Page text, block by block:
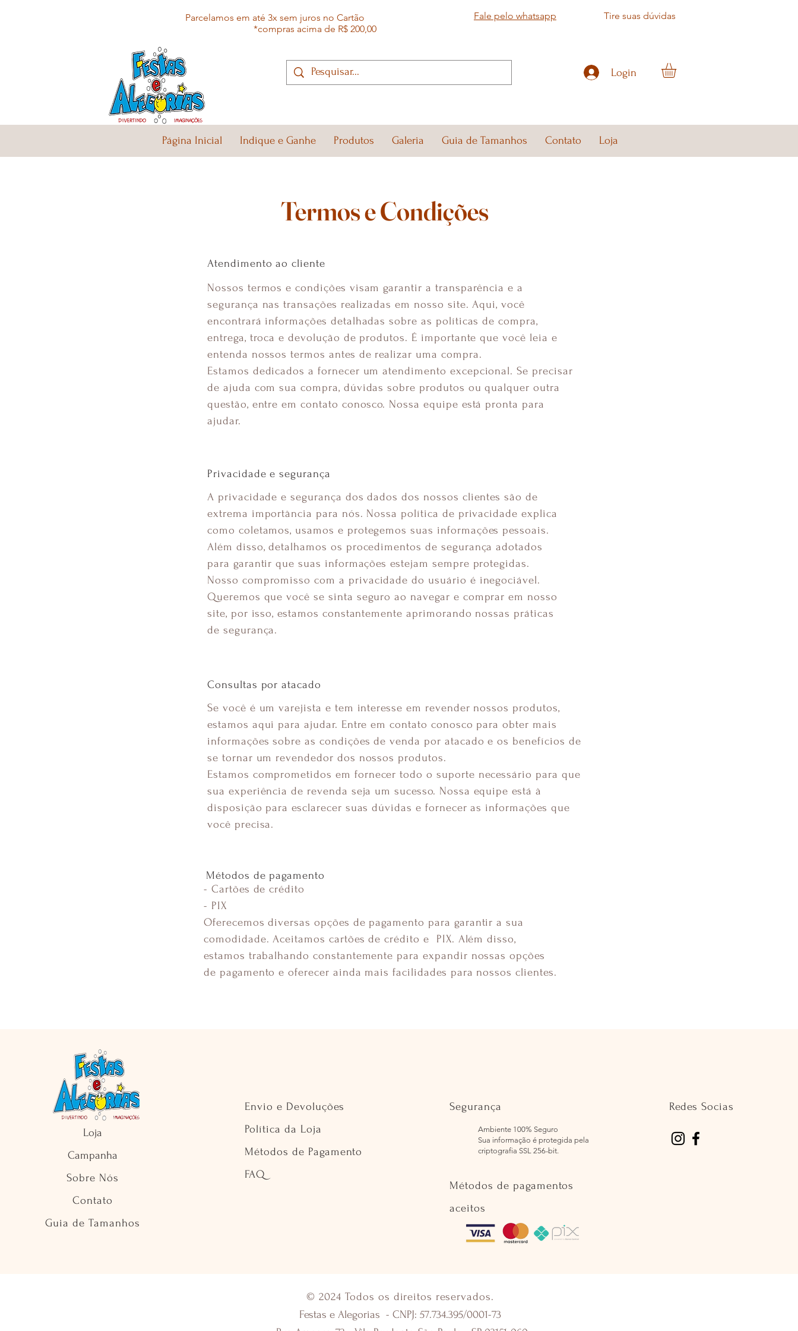
Parcelamos em até 3x sem juros no Cartão Fale pelo whatsapp
Tire suas dúvidas
*compras acima de R$ 200,00
Login
Página Inicial Indique e Ganhe Produtos Galeria Guia de Tamanhos Contato Loja
Termos e Condições
Atendimento ao cliente
Nossos termos e condições visam garantir a transparência e a
segurança nas transações realizadas em nosso site. Aqui, você
encontrará informações detalhadas sobre as políticas de compra,
entrega, troca e devolução de produtos. É importante que você leia e
entenda nossos termos antes de realizar uma compra.
Estamos dedicados a fornecer um atendimento excepcional. Se precisar
de ajuda com sua compra, dúvidas sobre produtos ou qualquer outra
questão, entre em contato conosco. Nossa equipe está pronta para
ajudar.
Privacidade e segurança
A privacidade e segurança dos dados dos nossos clientes são de
extrema importância para nós. Nossa política de privacidade explica
como coletamos, usamos e protegemos suas informações pessoais.
Além disso, detalhamos os procedimentos de segurança adotados
para garantir que suas informações estejam sempre protegidas.
Nosso compromisso com a privacidade do usuário é inegociável.
Queremos que você se sinta seguro ao navegar e comprar em nosso
site, por isso, estamos constantemente aprimorando nossas práticas
de segurança.
Consultas por atacado
Se você é um varejista e tem interesse em revender nossos produtos,
estamos aqui para ajudar. Entre em contato conosco para obter mais
informações sobre as condições de venda por atacado e os benefícios de
se tornar um revendedor dos nossos produtos.
Estamos comprometidos em fornecer todo o suporte necessário para que
sua experiência de revenda seja um sucesso. Nossa equipe está à
disposição para esclarecer suas dúvidas e fornecer as informações que
você precisa.
- Cartões de crédito
- PIX
Oferecemos diversas opções de pagamento para garantir a sua
comodidade. Aceitamos cartões de crédito e PIX. Além disso,
estamos trabalhando constantemente para expandir nossas opções
de pagamento e oferecer ainda mais facilidades para nossos clientes.
Métodos de pagamento
Loja
Campanha
Sobre Nós
Contato
Guia de Tamanhos
Envio e Devoluções
Política da Loja
Métodos de Pagamento
FAQ
Segurança
Ambiente 100% Seguro
Sua informação é protegida pela
criptografia SSL 256-bit.
Métodos de pagamentos
aceitos
Redes Socias
© 2024 Todos os direitos reservados.
Festas e Alegorias - CNPJ: 57.734.395/0001-73